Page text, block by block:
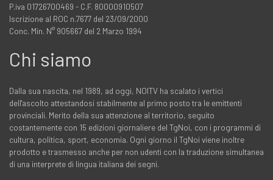
P.iva 01726700469 - C.F. 80000910507
Iscrizione al ROC n.7677 del 23/09/2000
Conc. Min. N° 905667 del 2 Marzo 1994
Chi siamo
Dalla sua nascita, nel 1989, ad oggi, NOITV ha scalato i vertici
dell'ascolto attestandosi stabilmente al primo posto tra le emittenti
provinciali. Merito della sua attenzione al territorio, seguito
costantemente con 15 edizioni giornaliere del TgNoi, con i programmi di
cultura, politica, sport, economia. Ogni giorno il TgNoi viene inoltre
prodotto e trasmesso anche per non udenti con la traduzione simultanea
di una interprete di lingua italiana dei segni.